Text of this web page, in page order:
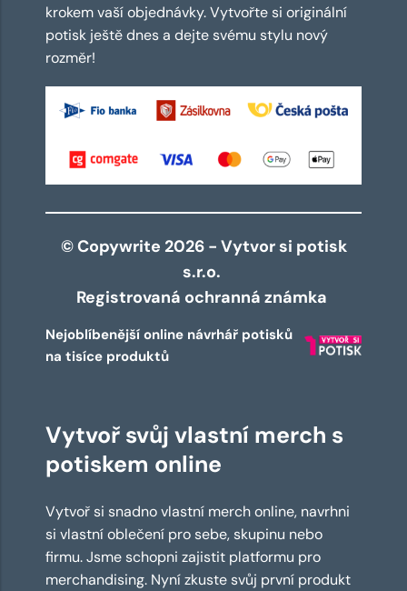
krokem vaší objednávky. Vytvořte si originální
potisk ještě dnes a dejte svému stylu nový
rozměr!
© Copywrite 2026 - Vytvor si potisk
s.r.o.
Registrovaná ochranná známka
Nejoblíbenější online návrhář potisků
na tisíce produktů
Vytvoř svůj vlastní merch s
potiskem online
Vytvoř si snadno vlastní merch online, navrhni
si vlastní oblečení pro sebe, skupinu nebo
firmu. Jsme schopni zajistit platformu pro
merchandising. Nyní zkuste svůj první produkt